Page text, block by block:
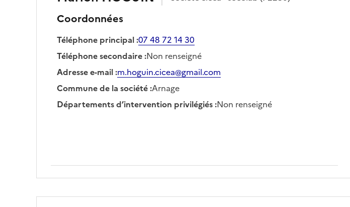
Coordonnées
Téléphone principal:07 48 72 14 30
Téléphone secondaire:Non renseigné
Adresse e-mail:m.hoguin.cicea@gmail.com
Commune de la société:Arnage
Départements d’intervention privilégiés:Non renseigné